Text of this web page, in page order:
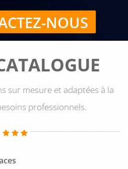
NOUS
sur mesure et adaptées à la
professionnels.